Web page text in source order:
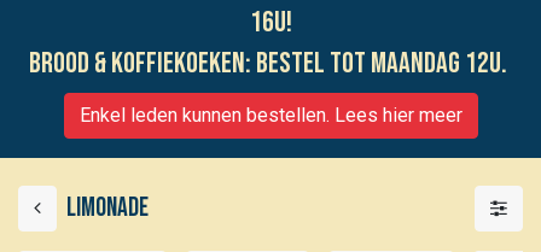
16u!
Brood & koffiekoeken: bestel tot maandag 12u.
Enkel leden kunnen bestellen. Lees hier meer
Limonade